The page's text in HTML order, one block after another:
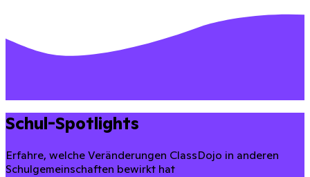
Schul-Spotlights
Erfahre, welche Veränderungen ClassDojo in anderen
Schulgemeinschaften bewirkt hat